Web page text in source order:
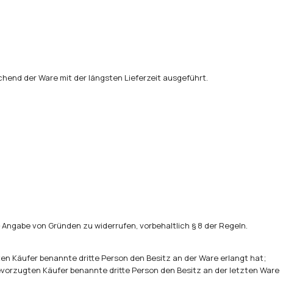
der Ware mit der längsten Lieferzeit ausgeführt.
von Gründen zu widerrufen, vorbehaltlich § 8 der Regeln.
Käufer benannte dritte Person den Besitz an der Ware erlangt hat;
Käufer benannte dritte Person den Besitz an der letzten Ware